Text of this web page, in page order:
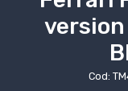
Cod: